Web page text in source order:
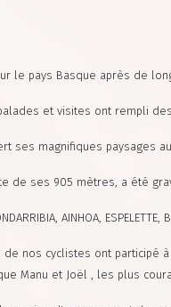
le pays Basque après de
et visites ont rempli
ses magnifiques paysages
de ses 905 mètres, a été
AINHOA, ESPELETTE,
de nos cyclistes ont
Manu et Joël , les plus